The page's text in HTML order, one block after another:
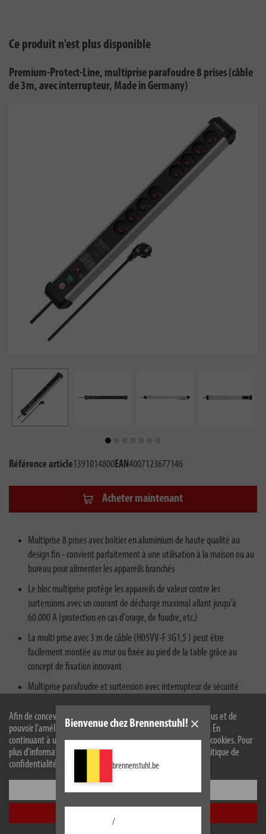
Afin de concevoir notre site web de manière optimale pour vous et de
pouvoir l'améliorer en permanence, nous utilisons des cookies. En
continuant à utiliser le site web, vous acceptez l'utilisation de cookies. Pour
plus d'informations sur les cookies, veuillez consulter notre politique de
confidentialité.
Configurer
Bienvenue chez Brennenstuhl!
brennenstuhl.be
/
Ce produit n'est plus disponible
Premium-Protect-Line, multiprise parafoudre 8 prises (câble
de 3m, avec interrupteur, Made in Germany)
Référence article1391014800EAN4007123677146
Acheter maintenant
Multiprise 8 prises avec boîtier en aluminium de haute qualité au
design fin - convient parfaitement à une utilisation à la maison ou au
bureau pour alimenter les appareils branchés
Le bloc multiprise protège les appareils de valeur contre les
surtensions avec un courant de décharge maximal allant jusqu'à
60.000 A (protection en cas d'orage, de foudre, etc.)
La multi prise avec 3 m de câble (H05VV-F 3G1,5 ) peut être
facilement montée au mur ou fixée au pied de la table grâce au
concept de fixation innovant
Multiprise parafoudre et surtension avec interrupteur de sécurité
débrancher tous les appareils raccordés au réseau électrique par
simple pression sur un bouton
Les multiprise parasurtenseur contre les surtensions peuvent réduire
les pics de tension afin que les appareils connectés ne soient pas
endommagés